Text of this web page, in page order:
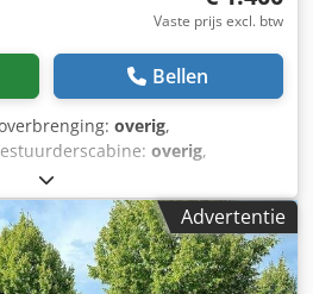
Vaste prijs excl. btw
Bellen
overig,
overig,
Opbouw: Hydraulische pomp
Rn Uis Ai Sof
ZONDER GARANTIE, wijzigingen,
fouten voorbehouden!
Advertentie